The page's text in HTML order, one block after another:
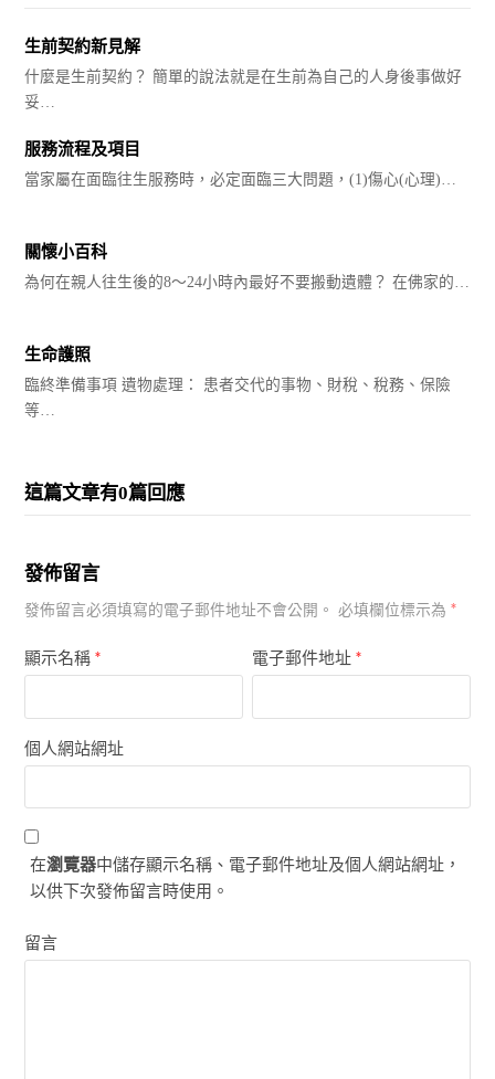
生前契約新見解
什麼是生前契約？ 簡單的說法就是在生前為自己的人身後事做好
妥…
服務流程及項目
當家屬在面臨往生服務時，必定面臨三大問題，(1)傷心(心理)…
關懷小百科
為何在親人往生後的8～24小時內最好不要搬動遺體？ 在佛家的…
生命護照
臨終準備事項 遺物處理： 患者交代的事物、財稅、稅務、保險
等…
這篇文章有0篇回應
發佈留言
發佈留言必須填寫的電子郵件地址不會公開。 必填欄位標示為*
顯示名稱* 電子郵件地址*
個人網站網址
在瀏覽器中儲存顯示名稱、電子郵件地址及個人網站網址，
以供下次發佈留言時使用。
留言